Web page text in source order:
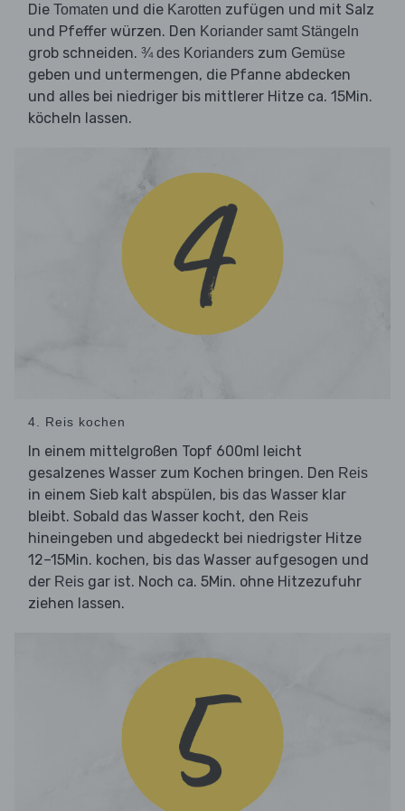
Die Tomaten und die Karotten zufügen und mit Salz
und Pfeffer würzen. Den Koriander samt Stängeln
grob schneiden. ¾ des Korianders zum Gemüse
geben und untermengen, die Pfanne abdecken
und alles bei niedriger bis mittlerer Hitze ca. 15Min.
köcheln lassen.
4. Reis kochen
In einem mittelgroßen Topf 600ml leicht
gesalzenes Wasser zum Kochen bringen. Den Reis
in einem Sieb kalt abspülen, bis das Wasser klar
bleibt. Sobald das Wasser kocht, den Reis
hineingeben und abgedeckt bei niedrigster Hitze
12–15Min. kochen, bis das Wasser aufgesogen und
der Reis gar ist. Noch ca. 5Min. ohne Hitzezufuhr
ziehen lassen.